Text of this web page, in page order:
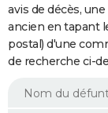
Retraite
Impôts
Epargne
Immobilier
Risques naturels
Banque
Assurance
Crédit
AUTO
Essais
Réserver un essai
Citadines
Berlines
SUV
Forum auto
+
HIGH-TECH
BRICOLAGE
avis de décès,
ancien en tapant
postal) d'une
de recherche ci-